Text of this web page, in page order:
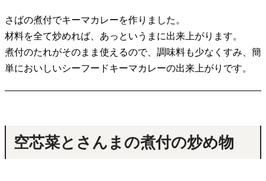
さばの煮付でキーマカレーを作りました。
材料を全て炒めれば、あっというまに出来上がります。
煮付のたれがそのまま使えるので、調味料も少なくすみ、簡
単においしいシーフードキーマカレーの出来上がりです。
空芯菜とさんまの煮付の炒め物